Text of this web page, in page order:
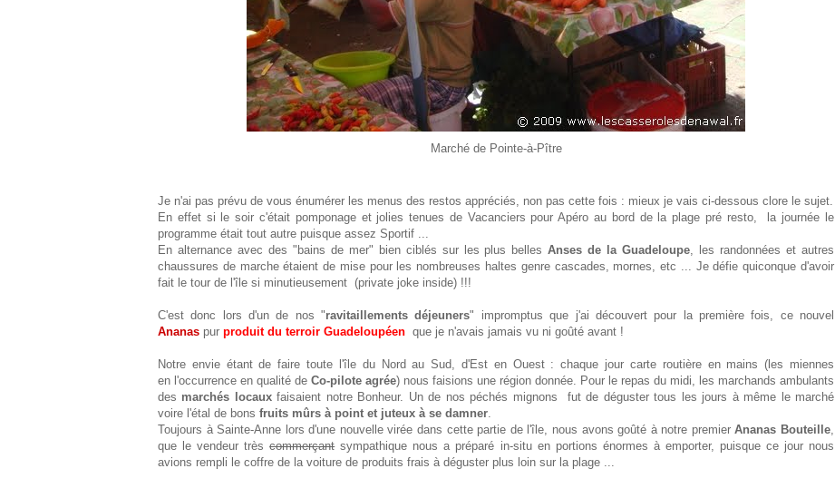
Marché de Pointe-à-Pître
Je n'ai pas prévu de vous énumérer les menus des restos appréciés, non pas cette fois : mieux je vais ci-dessous clore le sujet.
En effet si le soir c'était pomponage et jolies tenues de Vacanciers pour Apéro au bord de la plage pré resto, la journée le
programme était tout autre puisque assez Sportif ...
En alternance avec des "bains de mer" bien ciblés sur les plus bellesAnses de la Guadeloupe , les randonnées et autres
chaussures de marche étaient de mise pour les nombreuses haltes genre cascades, mornes, etc ... Je défie quiconque d'avoir
fait le tour de l'île si minutieusement (private joke inside) !!!
C'est donc lors d'un de nos "ravitaillements déjeuners" impromptus que j'ai découvert pour la première fois, ce nouvel
Ananas pur produit du terroir Guadeloupéen que je n'avais jamais vu ni goûté avant !
Notre envie étant de faire toute l'île du Nord au Sud, d'Est en Ouest : chaque jour carte routière en mains (les miennes
en l'occurrence en qualité de Co-pilote agrée) nous faisions une région donnée. Pour le repas du midi, les marchands ambulants
des marchés locauxfaisaient notre Bonheur. Un de nos péchés mignons fut de déguster tous les jours à même le marché
voire l'étal de bons fruits mûrs à point et juteux à se damner
Toujours à Sainte-Anne lors d'une nouvelle virée dans cette partie de l'île, nous avons goûté à notre premierAnanas Bouteille
que le vendeur trèscommerçantsympathique nous a préparé in-situ en portions énormes à emporter, puisque ce jour nous
avions rempli le coffre de la voiture de produits frais à déguster plus loin sur la plage ...